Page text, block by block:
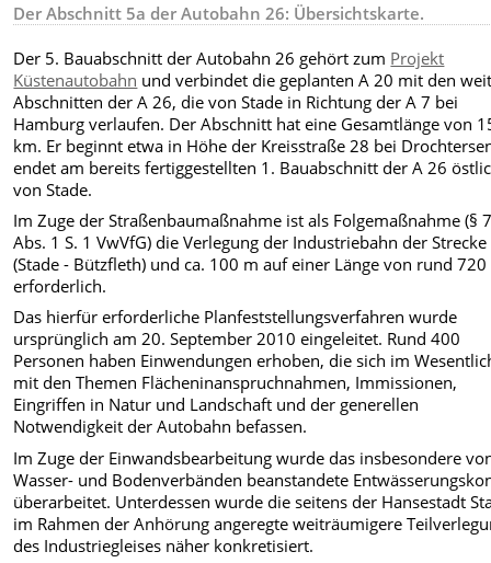
Der Abschnitt 5a der Autobahn 26: Übersichtskarte.
Der 5. Bauabschnitt der Autobahn 26 gehört zum Projekt
Küstenautobahn und verbindet die geplanten A 20 mit den
Abschnitten der A 26, die von Stade in Richtung der A 7 bei
Hamburg verlaufen. Der Abschnitt hat eine Gesamtlänge von
km. Er beginnt etwa in Höhe der Kreisstraße 28 bei
endet am bereits fertiggestellten 1. Bauabschnitt der A 26
von Stade.
Im Zuge der Straßenbaumaßnahme ist als Folgemaßnahme (§
Abs. 1 S. 1 VwVfG) die Verlegung der Industriebahn der
(Stade - Bützfleth) und ca. 100 m auf einer Länge von rund
erforderlich.
Das hierfür erforderliche Planfeststellungsverfahren wurde
ursprünglich am 20. September 2010 eingeleitet. Rund 400
Personen haben Einwendungen erhoben, die sich im
mit den Themen Flächeninanspruchnahmen, Immissionen,
Eingriffen in Natur und Landschaft und der generellen
Notwendigkeit der Autobahn befassen.
Im Zuge der Einwandsbearbeitung wurde das insbesondere
Wasser- und Bodenverbänden beanstandete
überarbeitet. Unterdessen wurde die seitens der Hansestadt
im Rahmen der Anhörung angeregte weiträumigere
des Industriegleises näher konkretisiert.